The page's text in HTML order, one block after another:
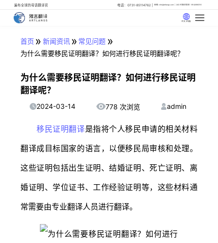
遍布全球的母语翻译官 电话：0731-85114762 邮箱: info@artlangs.com 24小时翻译管家: 18142666316
中文 (中国)
首页 » 新闻资讯» 常见问题 »
为什么需要移民证明翻译？如何进行移民证明翻译呢？
为什么需要移民证明翻译？如何进行移民证明
翻译呢？
2024-03-14 778 次浏览 admin
移民证明翻译是指将个人移民申请的相关材料
翻译成目标国家的语言，以便移民局审核和处理。
这些证明包括出生证明、结婚证明、死亡证明、离
婚证明、学位证书、工作经验证明等，这些材料通
常需要由专业翻译人员进行翻译。